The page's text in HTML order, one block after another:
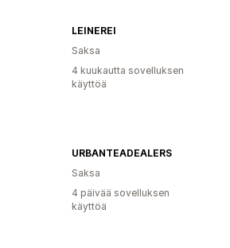
LEINEREI
Saksa
4 kuukautta sovelluksen
käyttöä
URBANTEADEALERS
Saksa
4 päivää sovelluksen
käyttöä